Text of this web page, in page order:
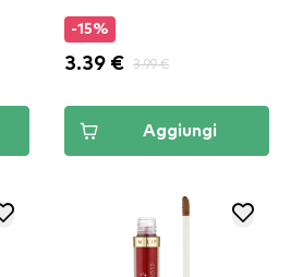
-15%
3.39 € 3.99 €
Aggiungi